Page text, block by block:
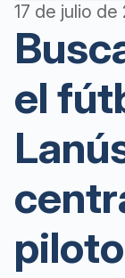
17 de julio
el